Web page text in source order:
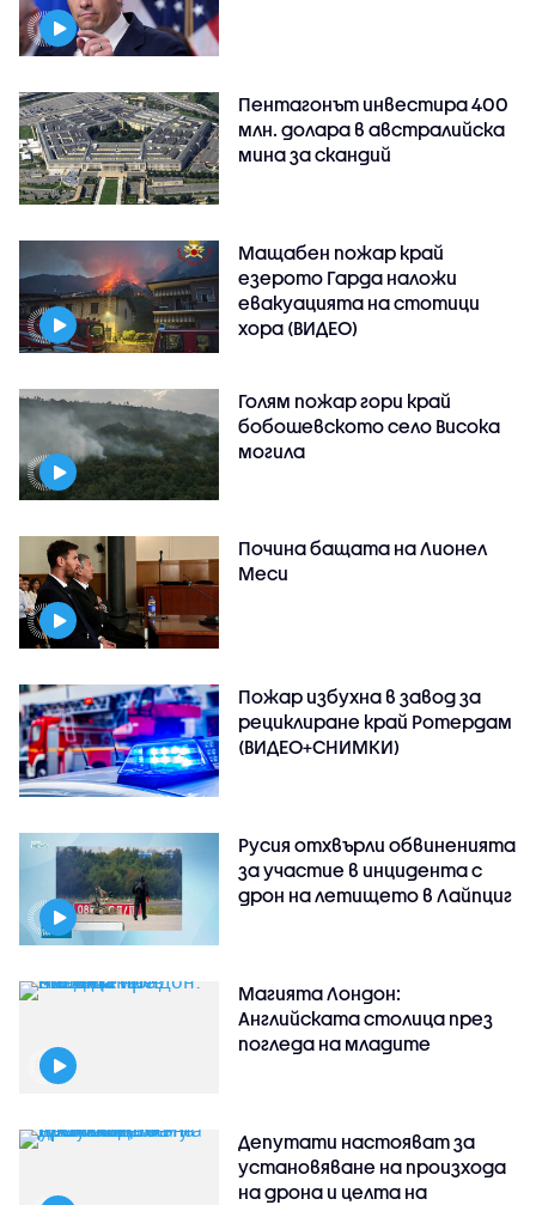
Пентагонът инвестира 400
млн. долара в австралийска
мина за скандий
Мащабен пожар край
езерото Гарда наложи
евакуацията на стотици
хора (ВИДЕО)
Голям пожар гори край
бобошевското село Висока
могила
Почина бащата на Лионел
Меси
Пожар избухна в завод за
рециклиране край Ротердам
(ВИДЕО+СНИМКИ)
Русия отхвърли обвиненията
за участие в инцидента с
дрон на летището в Лайпциг
Магията Лондон:
Английската столица през
погледа на младите
Депутати настояват за
установяване на произхода
на дрона и целта на